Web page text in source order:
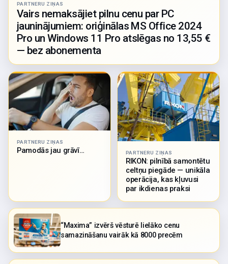
PARTNERU ZIŅAS
Vairs nemaksājiet pilnu cenu par PC
jauninājumiem: oriģinālas MS Office 2024
Pro un Windows 11 Pro atslēgas no 13,55 €
— bez abonementa
PARTNERU ZIŅAS
Pamodās jau grāvī… PARTNERU ZIŅAS
RIKON: pilnībā samontētu
celtņu piegāde — unikāla
operācija, kas kļuvusi
par ikdienas praksi
“Maxima” izvērš vēsturē lielāko cenu
samazināšanu vairāk kā 8000 precēm